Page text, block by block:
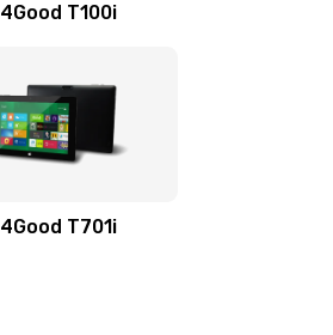
4Good T100i
4Good T701i